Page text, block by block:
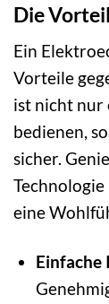
Die
Ein
Vorteile
ist nicht nur
bedienen,
sicher.
eine
Einfache